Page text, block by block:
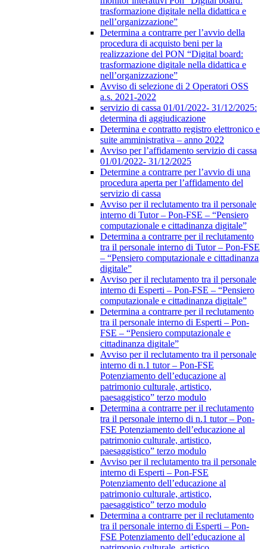
trasformazione digitale nella didattica e
nell’organizzazione”
Determina a contrarre per l’avvio della
procedura di acquisto beni per la
realizzazione del PON “Digital board:
trasformazione digitale nella didattica e
nell’organizzazione”
Avviso di selezione di 2 Operatori OSS
a.s. 2021-2022
servizio di cassa 01/01/2022- 31/12/2025:
determina di aggiudicazione
Determina e contratto registro elettronico e
suite amministrativa – anno 2022
Avviso per l’affidamento servizio di cassa
01/01/2022- 31/12/2025
Determine a contrarre per l’avvio di una
procedura aperta per l’affidamento del
servizio di cassa
Avviso per il reclutamento tra il personale
interno di Tutor – Pon-FSE – “Pensiero
computazionale e cittadinanza digitale”
Determina a contrarre per il reclutamento
tra il personale interno di Tutor – Pon-FSE
– “Pensiero computazionale e cittadinanza
digitale”
Avviso per il reclutamento tra il personale
interno di Esperti – Pon-FSE – “Pensiero
computazionale e cittadinanza digitale”
Determina a contrarre per il reclutamento
tra il personale interno di Esperti – Pon-
FSE – “Pensiero computazionale e
cittadinanza digitale”
Avviso per il reclutamento tra il personale
interno di n.1 tutor – Pon-FSE
Potenziamento dell’educazione al
patrimonio culturale, artistico,
paesaggistico” terzo modulo
Determina a contrarre per il reclutamento
tra il personale interno di n.1 tutor – Pon-
FSE Potenziamento dell’educazione al
patrimonio culturale, artistico,
paesaggistico” terzo modulo
Avviso per il reclutamento tra il personale
interno di Esperti – Pon-FSE
Potenziamento dell’educazione al
patrimonio culturale, artistico,
paesaggistico” terzo modulo
Determina a contrarre per il reclutamento
tra il personale interno di Esperti – Pon-
FSE Potenziamento dell’educazione al